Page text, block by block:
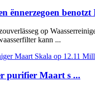
ënnerzegoen
op
kann ...
purifier Maart s ...